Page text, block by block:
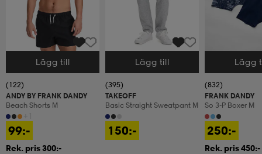
Välj storlek
Lägg till
(122)
ANDY BY FRANK DANDY
Beach Shorts M
99:-
Rek. pris 300:-
Välj storlek
Lägg till
(395)
TAKEOFF
Basic Straight Sweatpant M
150:-
Välj storlek
Lägg
(832)
FRANK DANDY
So 3-P Boxer M
250:-
Rek. pris 450:-